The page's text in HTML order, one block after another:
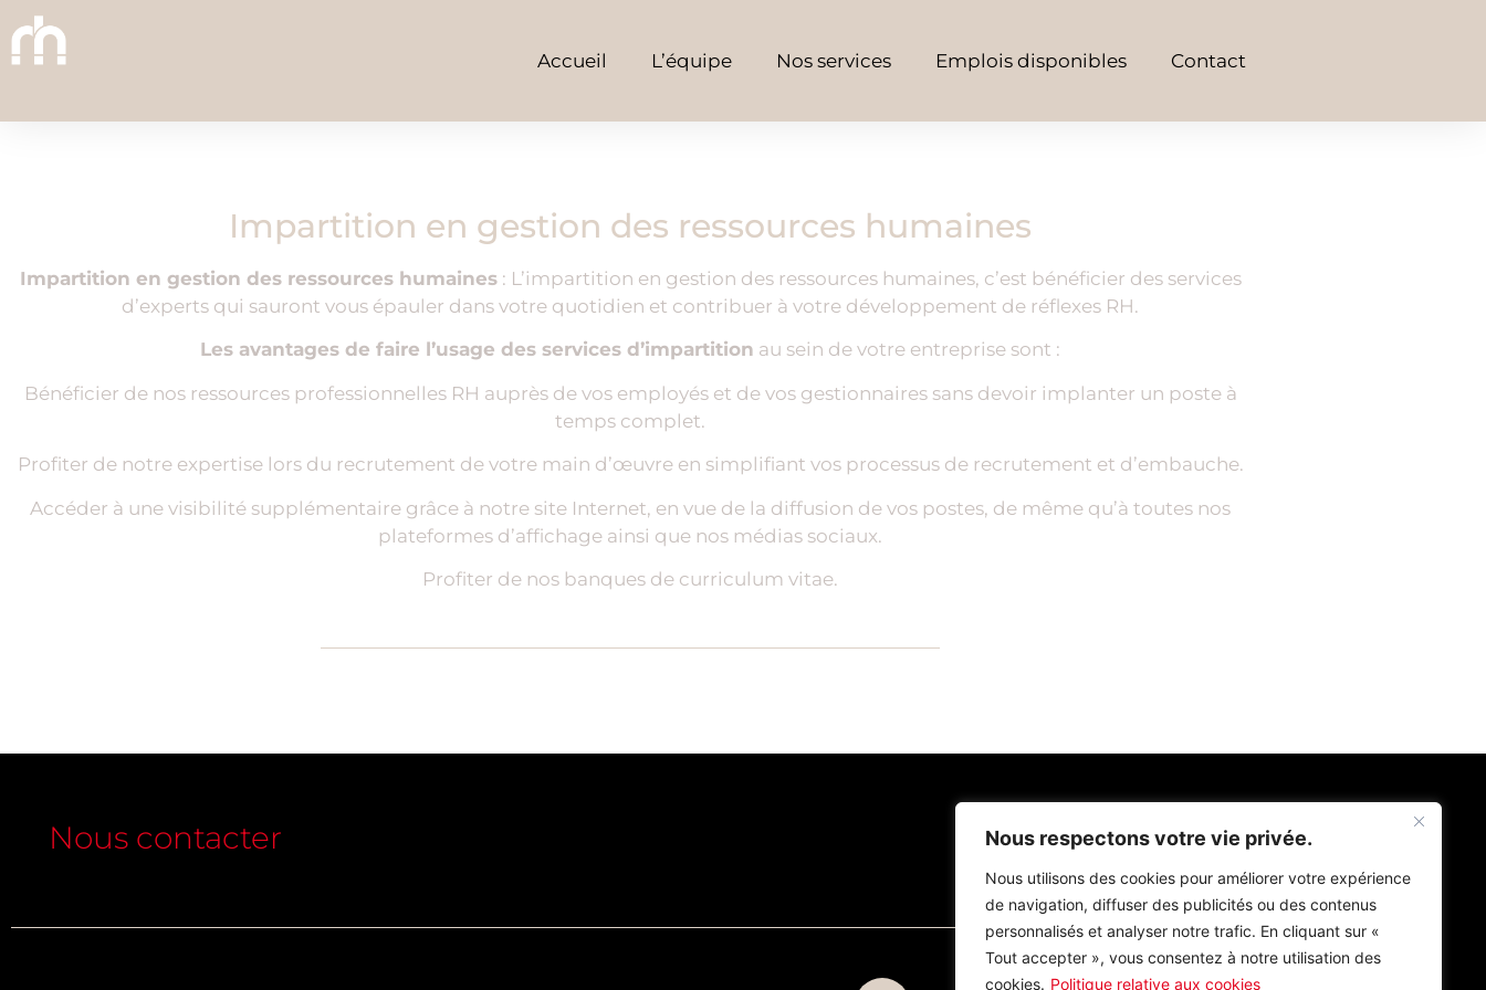
Nous respectons votre vie privée.
Nous utilisons des cookies pour améliorer votre expérience
de navigation, diffuser des publicités ou des contenus
personnalisés et analyser notre trafic. En cliquant sur «
Tout accepter », vous consentez à notre utilisation des
cookies. Politique relative aux cookies
Accueil L’équipe Nos services Emplois disponibles Contact
Impartition en gestion des ressources humaines
Impartition en gestion des ressources humaines: L’impartition en gestion des ressources humaines, c’est bénéficier des services
d’experts qui sauront vous épauler dans votre quotidien et contribuer à votre développement de réflexes RH.
Les avantages de faire l’usage des services d’impartition au sein de votre entreprise sont :
Bénéficier de nos ressources professionnelles RH auprès de vos employés et de vos gestionnaires sans devoir implanter un poste à
temps complet.
Profiter de notre expertise lors du recrutement de votre main d’œuvre en simplifiant vos processus de recrutement et d’embauche.
Accéder à une visibilité supplémentaire grâce à notre site Internet, en vue de la diffusion de vos postes, de même qu’à toutes nos
plateformes d’affichage ainsi que nos médias sociaux.
Profiter de nos banques de curriculum vitae.
Nous contacter 418-655-9716